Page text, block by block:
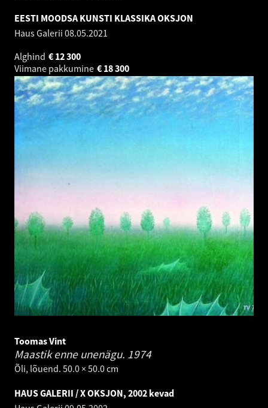
EESTI MOODSA KUNSTI KLASSIKA OKSJON
Haus Galerii 08.05.2021
Alghind
12 300
€
Viimane pakkumine
18 300
€
Toomas Vint
Maastik enne unenägu. 1974
Õli, lõuend. 50.0 × 50.0 cm
HAUS GALERII / X OKSJON, 2002 kevad